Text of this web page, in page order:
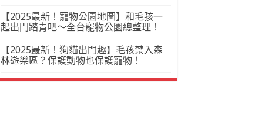
【2025最新！寵物公園地圖】和毛孩一
起出門踏青吧～全台寵物公園總整理！
【2025最新！狗貓出門趣】毛孩禁入森
林遊樂區？保護動物也保護寵物！